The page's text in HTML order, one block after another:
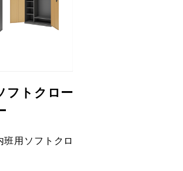
フトクロー
班用ソフトクロ